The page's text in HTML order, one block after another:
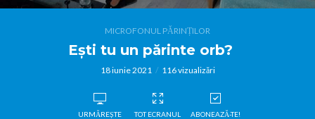
MICROFONUL PĂRINȚILOR
Ești tu un părinte orb?
18 iunie 2021 116 vizualizări
URMĂREȘTE
TOT ECRANUL ABONEAZĂ-TE!